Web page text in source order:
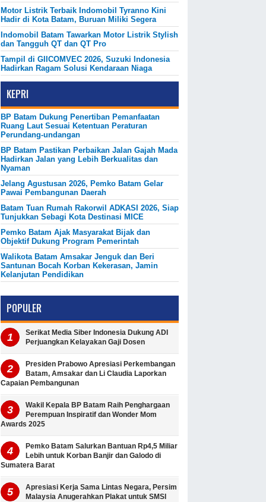
Motor Listrik Terbaik Indomobil Tyranno Kini
Hadir di Kota Batam, Buruan Miliki Segera
Indomobil Batam Tawarkan Motor Listrik Stylish
dan Tangguh QT dan QT Pro
Tampil di GIICOMVEC 2026, Suzuki Indonesia
Hadirkan Ragam Solusi Kendaraan Niaga
KEPRI
BP Batam Dukung Penertiban Pemanfaatan
Ruang Laut Sesuai Ketentuan Peraturan
Perundang-undangan
BP Batam Pastikan Perbaikan Jalan Gajah Mada
Hadirkan Jalan yang Lebih Berkualitas dan
Nyaman
Jelang Agustusan 2026, Pemko Batam Gelar
Pawai Pembangunan Daerah
Batam Tuan Rumah Rakorwil ADKASI 2026, Siap
Tunjukkan Sebagi Kota Destinasi MICE
Pemko Batam Ajak Masyarakat Bijak dan
Objektif Dukung Program Pemerintah
Walikota Batam Amsakar Jenguk dan Beri
Santunan Bocah Korban Kekerasan, Jamin
Kelanjutan Pendidikan
POPULER
Serikat Media Siber Indonesia Dukung ADI
Perjuangkan Kelayakan Gaji Dosen
Presiden Prabowo Apresiasi Perkembangan
Batam, Amsakar dan Li Claudia Laporkan
Capaian Pembangunan
Wakil Kepala BP Batam Raih Penghargaan
Perempuan Inspiratif dan Wonder Mom
Awards 2025
Pemko Batam Salurkan Bantuan Rp4,5 Miliar
Lebih untuk Korban Banjir dan Galodo di
Sumatera Barat
Apresiasi Kerja Sama Lintas Negara, Persim
Malaysia Anugerahkan Plakat untuk SMSI